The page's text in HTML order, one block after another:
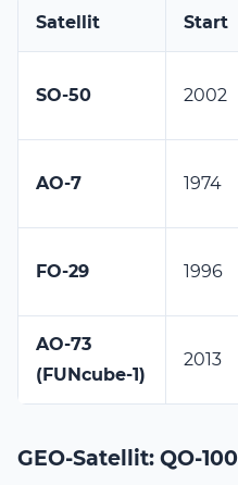
Satellit Start
SO-50 2002
AO-7 1974
FO-29 1996
AO-73
(FUNcube-1)
2013
GEO-Satellit: QO-100